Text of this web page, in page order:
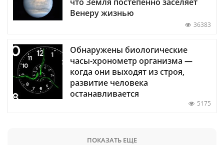
Венеру жизнью
36383
Обнаружены биологические
часы-хронометр организма —
когда они выходят из строя,
развитие человека
останавливается
5175
ПОКАЗАТЬ ЕЩЕ